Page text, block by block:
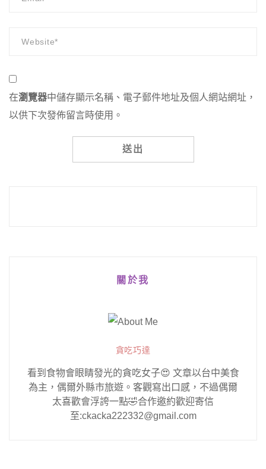
在瀏覽器中儲存顯示名稱、電子郵件地址及個人網站網址，
以供下次發佈留言時使用。
關於我
貪吃巧達
看到食物會眼睛發光的貪吃女子😍 文章以台中美食
為主，偶爾外縣市旅遊。客觀寫出口感，不過偶爾
太喜歡會浮誇一點🤣合作邀約歡迎寄信
至:ckacka222332@gmail.com